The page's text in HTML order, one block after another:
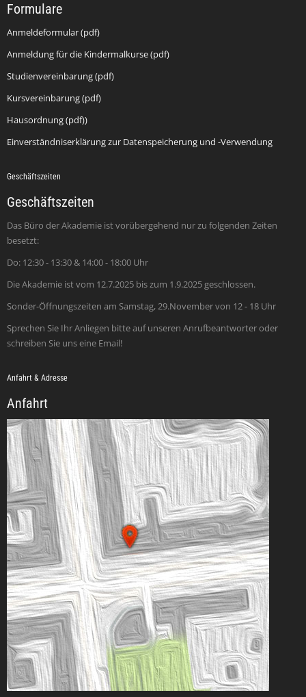
Formulare
Anmeldeformular (pdf)
Anmeldung für die Kindermalkurse (pdf)
Studienvereinbarung (pdf)
Kursvereinbarung (pdf)
Hausordnung (pdf))
Einverständniserklärung zur Datenspeicherung und -Verwendung
Geschäftszeiten
Geschäftszeiten
Das Büro der Akademie ist vorübergehend nur zu folgenden Zeiten
besetzt:
Do: 12:30 - 13:30 & 14:00 - 18:00 Uhr
Die Akademie ist vom 12.7.2025 bis zum 1.9.2025 geschlossen.
Sonder-Öffnungszeiten am Samstag, 29.November von 12 - 18 Uhr
Sprechen Sie Ihr Anliegen bitte auf unseren Anrufbeantworter oder
schreiben Sie uns eine Email!
Anfahrt & Adresse
Anfahrt